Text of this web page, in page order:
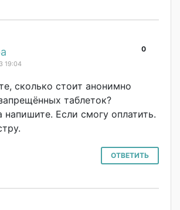
0
19:04
сколько стоит анонимно
таблеток?
Если смогу оплатить.
ОТВЕТИТЬ